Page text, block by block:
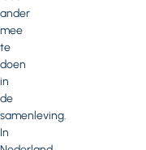
ander
mee
te
doen
in
de
samenleving.
In